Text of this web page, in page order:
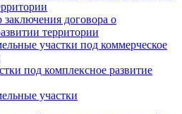
заключения договора о
территории
участки под коммерческое
под комплексное развитие
участки